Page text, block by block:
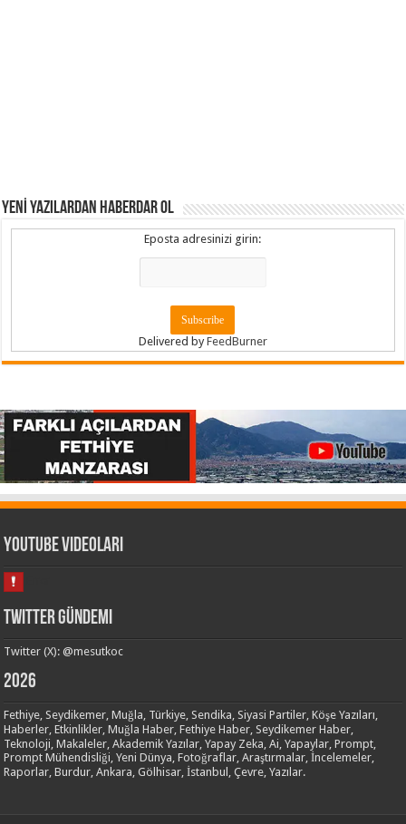
YENİ YAZILARDAN HABERDAR OL
Eposta adresinizi girin:
Delivered byFeedBurner
Youtube Videoları
Twitter Gündemi
Twitter (X): @mesutkoc
2026
Fethiye, Seydikemer, Muğla, Türkiye, Sendika, Siyasi Partiler, Köşe Yazıları,
Haberler, Etkinlikler, Muğla Haber, Fethiye Haber, Seydikemer Haber,
Teknoloji, Makaleler, Akademik Yazılar, Yapay Zeka, Ai, Yapaylar, Prompt,
Prompt Mühendisliği, Yeni Dünya, Fotoğraflar, Araştırmalar, İncelemeler,
Raporlar, Burdur, Ankara, Gölhisar, İstanbul, Çevre, Yazılar.